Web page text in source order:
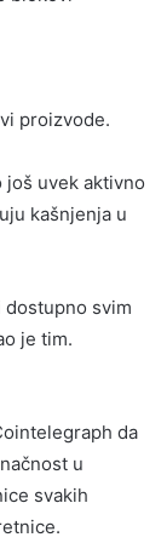
proizvode.
još uvek aktivno
kašnjenja u
svim
je tim.
da
u
svakih